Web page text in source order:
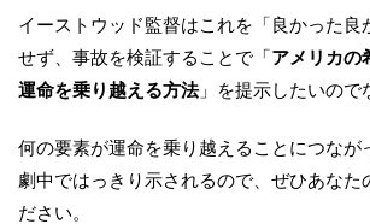
イーストウッド監督はこれを「良かった良
せず、事故を検証することで「アメリカの
運命を乗り越える方法」を提示したいので
何の要素が運命を乗り越えることにつな
劇中ではっきり示されるので、ぜひあなた
ださい。